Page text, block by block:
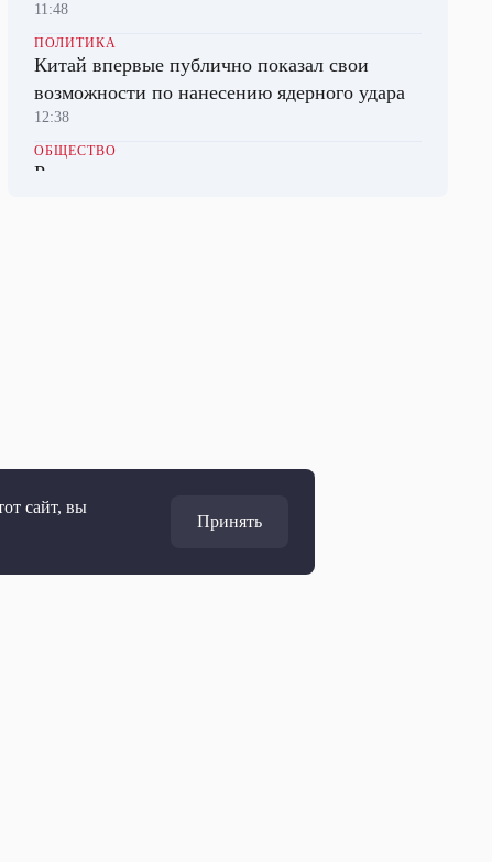
сайт, вы
Принять
11:48
ПОЛИТИКА
Китай впервые публично показал свои
возможности по нанесению ядерного удара
12:38
ОБЩЕСТВО
Русскоязычных гидов начнут готовить в